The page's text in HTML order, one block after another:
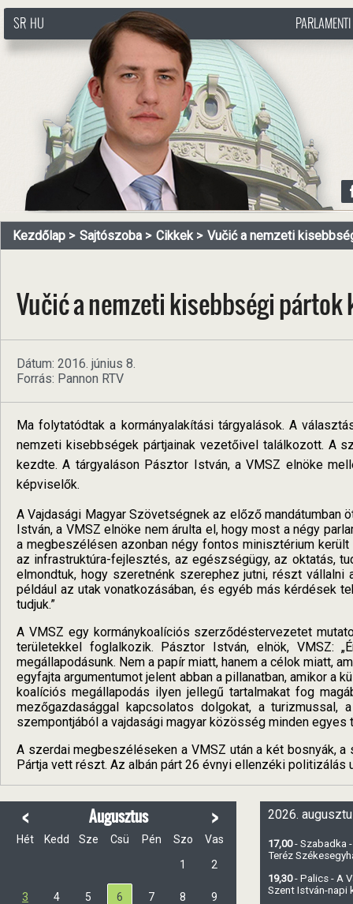
http://www.pasztorbalint.rs/hu
SR HU
Kezdőlap Sajtószoba Cikkek Vučić a nemzeti
Vučić a nemzeti kisebbségi
Dátum: 2016. június 8.
Forrás: Pannon RTV
Ma folytatódtak a kormányalakítási tárgyalások. A
nemzeti kisebbségek pártjainak vezetőivel találkozott. A
kezdte. A tárgyaláson Pásztor István, a VMSZ elnöke
képviselők.
A Vajdasági Magyar Szövetségnek az előző mandátumban
István, a VMSZ elnöke nem árulta el, hogy most a négy
a megbeszélésen azonban négy fontos minisztérium
az infrastruktúra-fejlesztés, az egészségügy, az oktatás,
elmondtuk, hogy szeretnénk szerephez jutni, részt vállalni
például az utak vonatkozásában, és egyéb más kérdések
tudjuk.”
A VMSZ egy kormánykoalíciós szerződéstervezetet
területekkel foglalkozik. Pásztor István, elnök, VMSZ:
megállapodásunk. Nem a papír miatt, hanem a célok miatt,
egyfajta argumentumot jelent abban a pillanatban, amikor a
koalíciós megállapodás ilyen jellegű tartalmakat fog
mezőgazdasággal kapcsolatos dolgokat, a
szempontjából a vajdasági magyar közösség minden egyes
A szerdai megbeszéléseken a VMSZ után a két bosnyák,
Pártja vett részt. Az albán párt 26 évnyi ellenzéki
< Augusztus >
Hét Kedd Sze Csü Pén Szo
Vas
1
2
3 4 5 6 7 8 9
2026.
17,00- Szabadka
Teréz
19,30- Palics - A
Szent István-napi